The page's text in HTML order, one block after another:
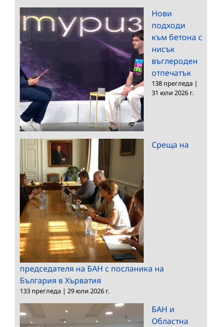
Нови
подходи
към бетона с
нисък
въглероден
отпечатък
138 прегледа |
31 юли 2026 г.
Среща на
председателя на БАН с посланика на
България в Хърватия
133 прегледа | 29 юли 2026 г.
БАН и
Областна